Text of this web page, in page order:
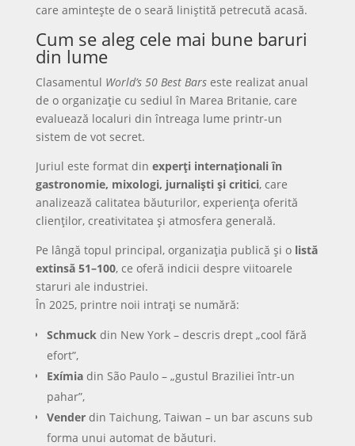
care amintește de o seară liniștită petrecută acasă.
Cum se aleg cele mai bune baruri
din lume
Clasamentul World’s 50 Best Barseste realizat anual
de o organizație cu sediul în Marea Britanie, care
evaluează localuri din întreaga lume printr-un
sistem de vot secret.
Juriul este format din experți internaționali în
gastronomie, mixologi, jurnaliști și critici, care
analizează calitatea băuturilor, experiența oferită
clienților, creativitatea și atmosfera generală.
Pe lângă topul principal, organizația publică și o listă
extinsă 51–100, ce oferă indicii despre viitoarele
staruri ale industriei.
În 2025, printre noii intrați se numără:
Schmuckdin New York – descris drept „cool fără
efort”,
Exímiadin São Paulo – „gustul Braziliei într-un
pahar”,
Venderdin Taichung, Taiwan – un bar ascuns sub
forma unui automat de băuturi.